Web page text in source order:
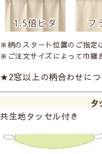
※柄のスタート位置のご指定
※ご注文サイズによって巾継
★2窓以上の柄合わせにつ
2窓以上のご注文で柄のス
追加料金となります。ご
2窓の柄合わせ +1,500円
3窓の柄合わせ +3,000円
タ
共生地タッセル付き